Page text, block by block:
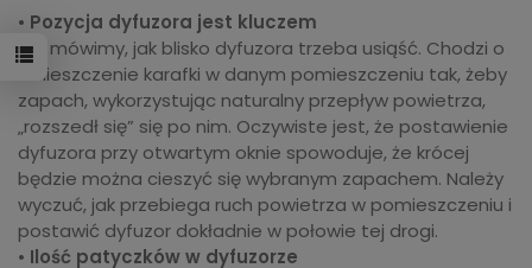
• Pozycja dyfuzora jest kluczem
Nie mówimy, jak blisko dyfuzora trzeba usiąść. Chodzi o
umieszczenie karafki w danym pomieszczeniu tak, żeby
zapach, wykorzystując naturalny przepływ powietrza,
„rozszedł się” się po nim. Oczywiste jest, że postawienie
dyfuzora przy otwartym oknie spowoduje, że krócej
będzie można cieszyć się wybranym zapachem. Należy
wyczuć, jak przebiega ruch powietrza w pomieszczeniu i
postawić dyfuzor dokładnie w połowie tej drogi.
• Ilość patyczków w dyfuzorze